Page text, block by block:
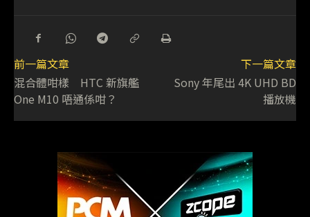
前一篇文章
混合體咁樣 HTC 新旗艦
One M10 唔通係咁？
下一篇文章
Sony 年尾出 4K UHD BD
播放機